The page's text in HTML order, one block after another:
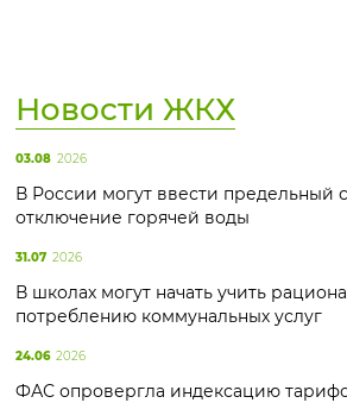
Новости ЖКХ
03.08 2026
В России могут ввести предельный
отключение горячей воды
31.07 2026
В школах могут начать учить
потреблению коммунальных услуг
24.06 2026
ФАС опровергла индексацию